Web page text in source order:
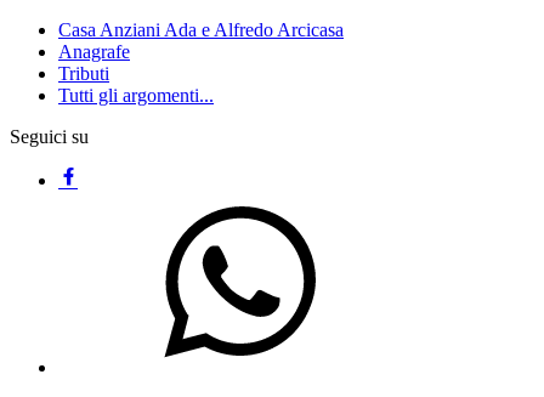
Casa Anziani Ada e Alfredo Arcicasa
Anagrafe
Tributi
Tutti gli argomenti...
Seguici su